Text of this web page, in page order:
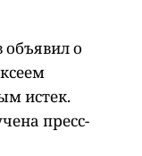
о
истек.
пресс-